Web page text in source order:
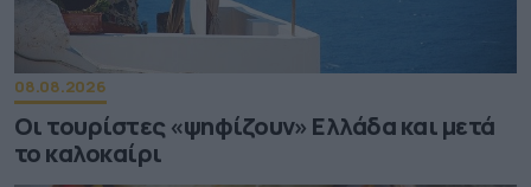
08.08.2026
Οι τουρίστες «ψηφίζουν» Ελλάδα και μετά
το καλοκαίρι